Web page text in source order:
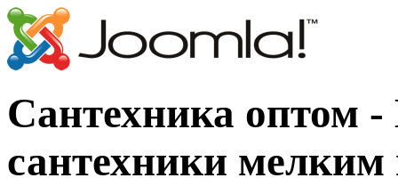
Сантехника оптом
сантехники